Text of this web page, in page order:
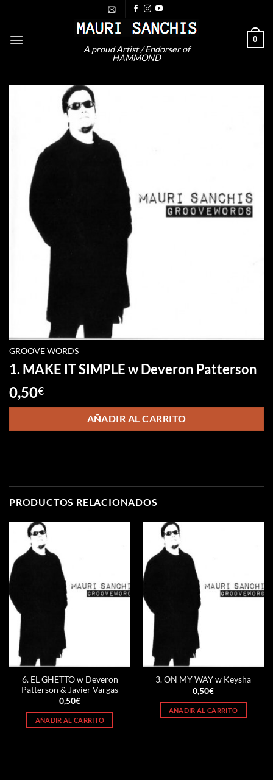
contenido
A proud Artist / Endorser of
HAMMOND
0
GROOVE WORDS
1. MAKE IT SIMPLE w Deveron Patterson
0,50€
AÑADIR AL CARRITO
PRODUCTOS RELACIONADOS
6. EL GHETTO w Deveron
Patterson & Javier Vargas
0,50€
AÑADIR AL CARRITO
3. ON MY WAY w Keysha
0,50€
AÑADIR AL CARRITO